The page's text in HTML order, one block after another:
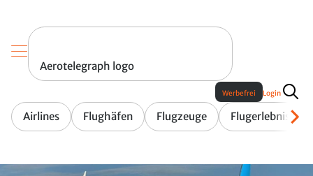
Aerotelegraph logo
Airlines Flughäfen Flugzeuge Flugerlebnis
Werbefrei Login